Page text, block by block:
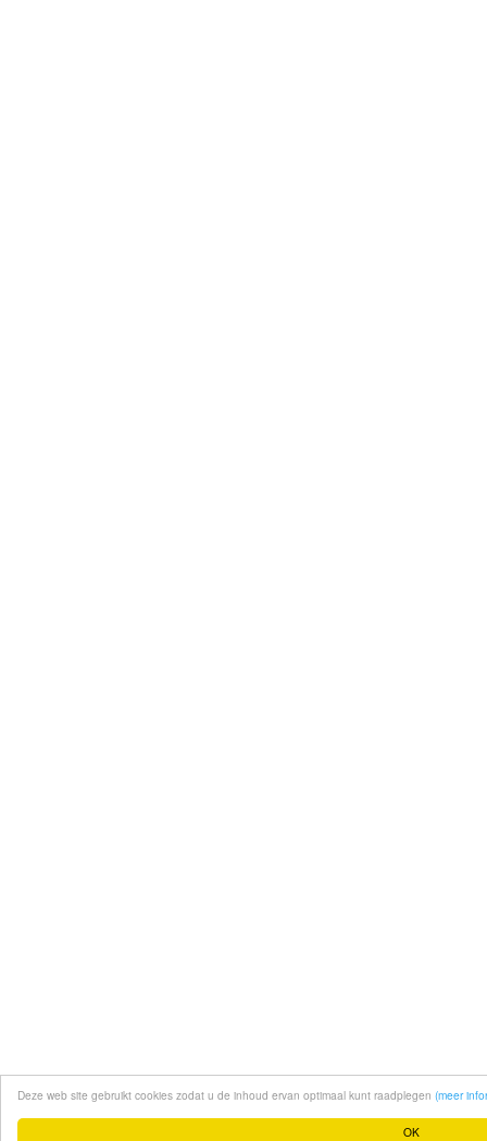
OK
Deze web site gebruikt cookies zodat u de inhoud ervan optimaal kunt raadplegen (meer